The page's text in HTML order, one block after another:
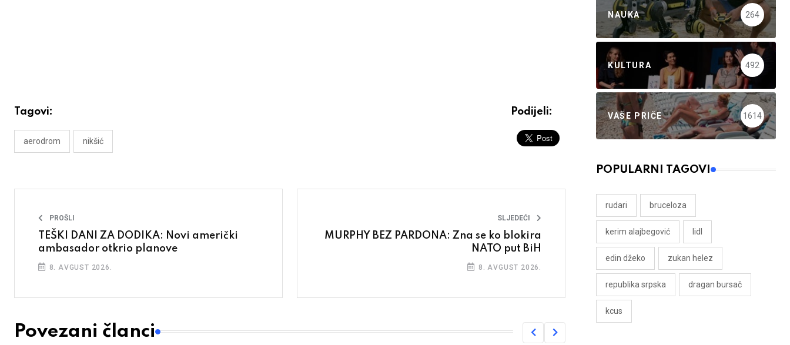
Tagovi:
aerodrom nikšić
Podijeli:
PROŠLI
TEŠKI DANI ZA DODIKA: Novi američki
ambasador otkrio planove
8. AVGUST 2026.
SLJEDEĆI
MURPHY BEZ PARDONA: Zna se ko blokira
NATO put BiH
8. AVGUST 2026.
Povezani članci
NAUKA 264
KULTURA 492
VAŠE PRIČE 1614
POPULARNI TAGOVI
rudari bruceloza
kerim alajbegović lidl
edin džeko zukan helez
republika srpska dragan bursač
kcus